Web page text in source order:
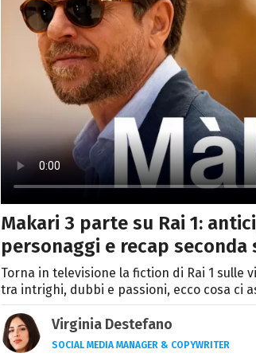
Makari 3 parte su Rai 1:
personaggi e recap seconda
Torna in televisione la fiction di Rai 1 sulle
tra intrighi, dubbi e passioni, ecco cosa ci
Virginia Destefano
SOCIAL MEDIA MANAGER & COPYWRITER